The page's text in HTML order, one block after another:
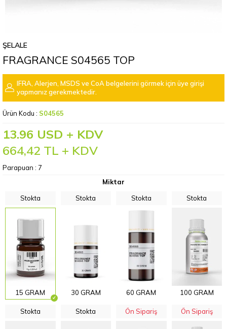
ŞELALE
FRAGRANCE S04565 TOP
IFRA, Alerjen, MSDS ve CoA belgelerini görmek için üye girişi
yapmanız gerekmektedir.
Ürün Kodu : S04565
13.96 USD + KDV
664,42 TL + KDV
Parapuan : 7
Miktar
Stokta
15 GRAM
Stokta
30 GRAM
Stokta
60 GRAM
Stokta
100 GRAM
Stokta Stokta Ön Sipariş Ön Sipariş